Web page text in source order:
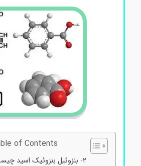
Table of Contents